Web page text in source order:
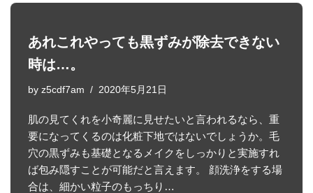
あれこれやっても黒ずみが除去できない
時は…。
by z5cdf7am 2020年5月21日
肌の見てくれを小奇麗に見せたいと言われるなら、重
要になってくるのは化粧下地ではないでしょうか。毛
穴の黒ずみも基礎となるメイクをしっかりと実施すれ
ば包み隠すことが可能だと言えます。 顔洗浄をする場
合は、細かい粒子のもっちり…